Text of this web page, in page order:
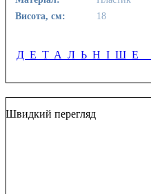
Висота, см:
18
ДЕТАЛЬНІШЕ
Швидкий перегляд